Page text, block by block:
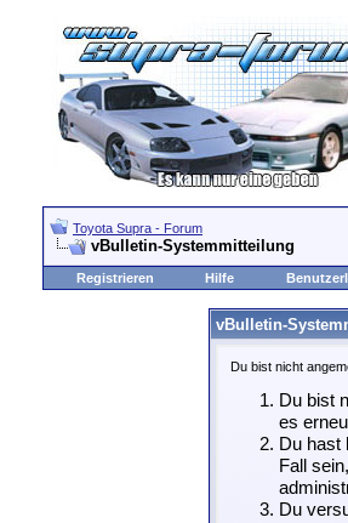
Toyota Supra - Forum
vBulletin-Systemmitteilung
Registrieren Hilfe
vBulletin-
Du bist nicht
Du bist
es
Du hast
Fall
Du